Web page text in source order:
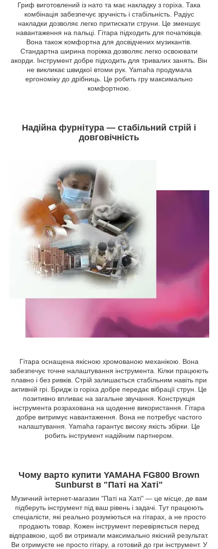
Гриф виготовлений із нато та має накладку з горіха. Така
комбінація забезпечує зручність і стабільність. Радіус
накладки дозволяє легко притискати струни. Це зменшує
навантаження на пальці. Гітара підходить для початківців.
Вона також комфортна для досвідчених музикантів.
Стандартна ширина поріжка дозволяє легко освоювати
акорди. Інструмент добре підходить для тривалих занять. Він
не викликає швидкої втоми рук. Yamaha продумала
ергономіку до дрібниць. Це робить гру максимально
комфортною.
Надійна фурнітура — стабільний стрій і
довговічність
Гітара оснащена якісною хромованою механікою. Вона
забезпечує точне налаштування інструмента. Кілки працюють
плавно і без ривків. Стрій залишається стабільним навіть при
активній грі. Бридж із горіха добре передає вібрації струн. Це
позитивно впливає на загальне звучання. Конструкція
інструмента розрахована на щоденне використання. Гітара
добре витримує навантаження. Вона не потребує частого
налаштування. Yamaha гарантує високу якість збірки. Це
робить інструмент надійним партнером.
Чому варто купити YAMAHA FG800 Brown
Sunburst в "Паті на Хаті"
Музичний інтернет-магазин "Паті на Хаті" — це місце, де вам
підберуть інструмент під ваш рівень і задачі. Тут працюють
спеціалісти, які реально розуміються на гітарах, а не просто
продають товар. Кожен інструмент перевіряється перед
відправкою, щоб ви отримали максимально якісний результат.
Ви отримуєте не просто гітару, а готовий до гри інструмент. У